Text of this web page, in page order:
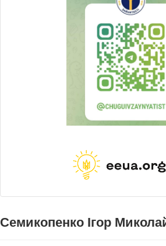
Семикопенко Ігор